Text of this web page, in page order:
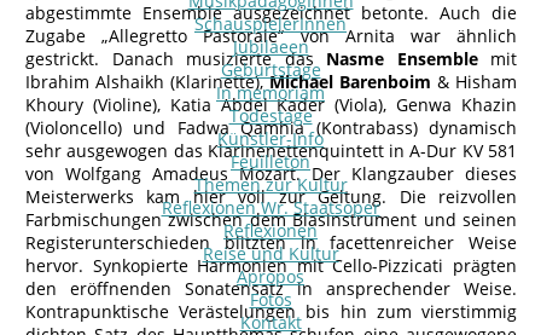
SchauspielerInnen
Jubilaeen
Geburtstage
In memoriam
Todestage
Künstler-Info
Feuilleton
Themen zur Kultur
Reflexionen Wr. Staatsoper
Reflexionen
Reise und Kultur
Apropos
Fotos
Kontakt
abgestimmte Ensemble ausgezeichnet betonte. Auch die
Zugabe „Allegretto Pastorale“ von Arnita war ähnlich
gestrickt. Danach musizierte das Nasme Ensemblemit
Ibrahim Alshaikh (Klarinette),Michael Barenboim & Hisham
Khoury (Violine), Katia Abdel Kader (Viola), Genwa Khazin
(Violoncello) und Fadwa Qamhia (Kontrabass) dynamisch
sehr ausgewogen das Klarinenettenquintett in A-Dur KV 581
von Wolfgang Amadeus Mozart. Der Klangzauber dieses
Meisterwerks kam hier voll zur Geltung. Die reizvollen
Farbmischungen zwischen dem Blasinstrument und seinen
Registerunterschieden blitzten in facettenreicher Weise
hervor. Synkopierte Harmonien mit Cello-Pizzicati prägten
den eröffnenden Sonatensatz in ansprechender Weise.
Kontrapunktische Verästelungen bis hin zum vierstimmig